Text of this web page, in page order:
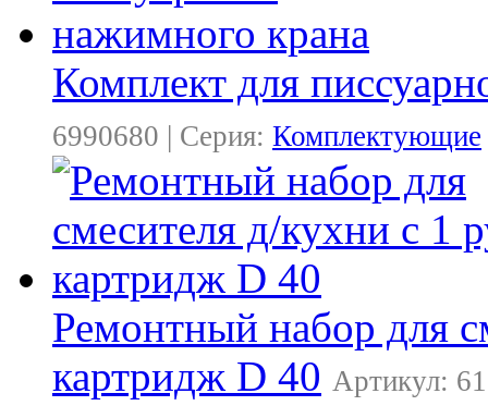
Комплект для
6990680 | Серия: Комплектующие
Ремонтный набор для
картридж D 40 Артикул: